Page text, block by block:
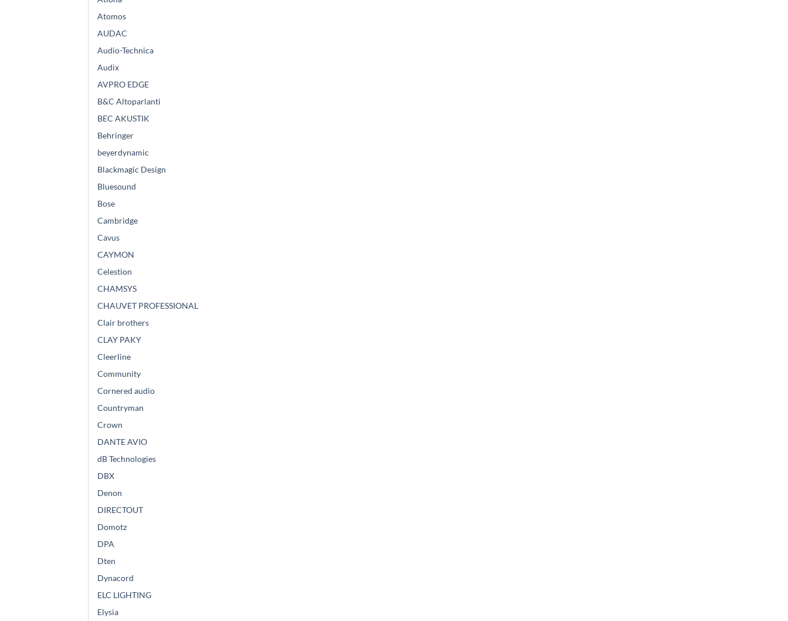
Atomos
AUDAC
Audio-Technica
Audix
AVPRO EDGE
B&C Altoparlanti
BEC AKUSTIK
Behringer
beyerdynamic
Blackmagic Design
Bluesound
Bose
Cambridge
Cavus
CAYMON
Celestion
CHAMSYS
CHAUVET PROFESSIONAL
Clair brothers
CLAY PAKY
Cleerline
Community
Cornered audio
Countryman
Crown
DANTE AVIO
dB Technologies
DBX
Denon
DIRECTOUT
Domotz
DPA
Dten
Dynacord
ELC LIGHTING
Elysia